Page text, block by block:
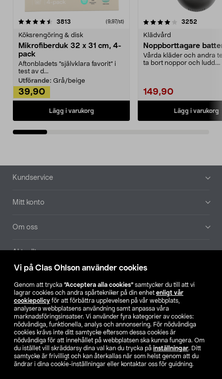
Vi på Clas Ohlson använder cookies
Genom att trycka ”Acceptera alla cookies” samtycker du till att vi
lagrar cookies och andra spårtekniker på din enhet enligt vår
cookiepolicy för att förbättra upplevelsen på vår webbplats,
analysera webbplatsens användning samt anpassa våra
marknadsföringsinsatser. Vi använder fyra kategorier av cookies:
nödvändiga, funktionella, analys och annonsering. För nödvändiga
cookies krävs inte ditt samtycke eftersom dessa cookies är
nödvändiga för att innehållet på webbplatsen ska kunna fungera. Om
du istället vill skräddarsy dina val kan du trycka på inställningar. Ditt
samtycke är frivilligt och kan återkallas när som helst genom att du
ändrar i dina cookie-inställningar eller kontaktar oss för guidning.
3813 (9,97/st)
Köksrengöring & disk
Mikrofiberduk 32 x 31 cm, 4-
pack
Aftonbladets "självklara favorit” i
test av d...
Utförande: Grå/beige
39,90
Lägg i varukorg
4.0av 5 stjärnor 3252
Klädvård
Noppborttagare
Vårda kläder och andra
ta bort noppor och ludd.
149,90
Lägg i varukorg
4.5av 5 stjärnor
Sidfot
Kundservice
Mitt konto
Om oss
Aktuellt
Hitta butik
SE NO FI